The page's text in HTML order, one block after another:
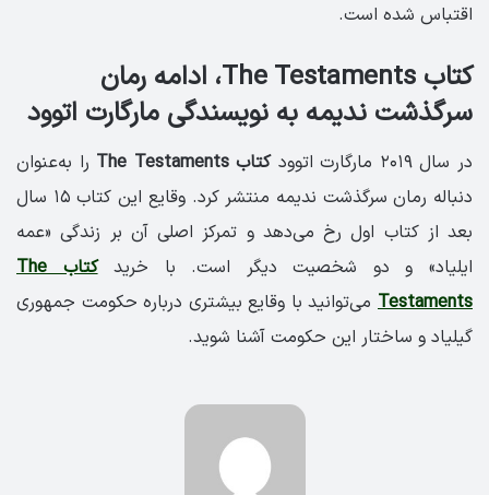
اقتباس شده است.
کتاب The Testaments، ادامه رمان
سرگذشت ندیمه به نویسندگی مارگارت اتوود
در سال ۲۰۱۹ مارگارت اتوود کتاب The Testaments
را به‌عنوان
دنباله رمان سرگذشت ندیمه منتشر کرد. وقایع این کتاب ۱۵ سال
بعد از کتاب اول رخ می‌دهد و تمرکز اصلی آن بر زندگی «عمه
ایلیاد» و دو شخصیت دیگر است. با خرید
کتاب The
Testaments می‌توانید با وقایع بیشتری درباره حکومت جمهوری
گیلیاد و ساختار این حکومت آشنا شوید.